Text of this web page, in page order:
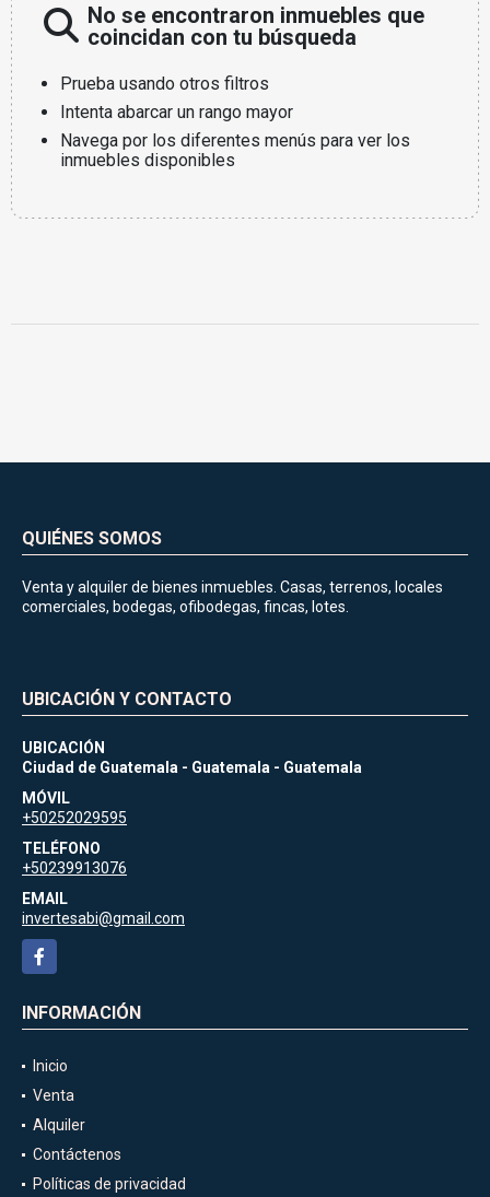
No se encontraron inmuebles que
coincidan con tu búsqueda
Prueba usando otros filtros
Intenta abarcar un rango mayor
Navega por los diferentes menús para ver los
inmuebles disponibles
QUIÉNES SOMOS
Venta y alquiler de bienes inmuebles. Casas, terrenos, locales
comerciales, bodegas, ofibodegas, fincas, lotes.
UBICACIÓN Y CONTACTO
UBICACIÓN
Ciudad de Guatemala - Guatemala - Guatemala
MÓVIL
+50252029595
TELÉFONO
+50239913076
EMAIL
invertesabi@gmail.com
Facebook
INFORMACIÓN
Inicio
Venta
Alquiler
Contáctenos
Políticas de privacidad